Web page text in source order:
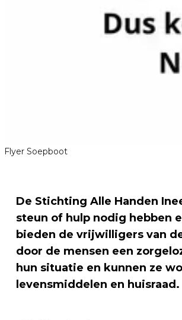
Flyer Soepboot
De Stichting Alle Handen
steun of hulp nodig hebben
bieden de vrijwilligers van
door de mensen een
hun situatie en kunnen ze
levensmiddelen en huisraad.